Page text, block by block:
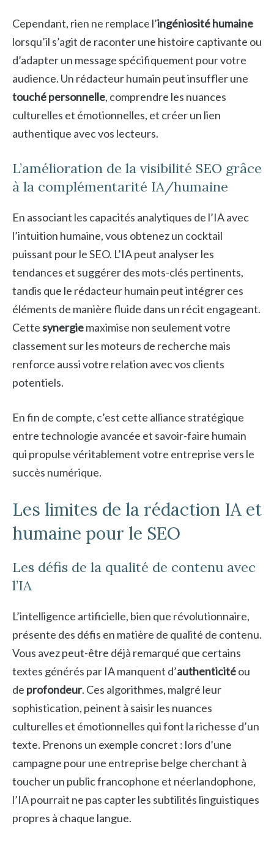
Cependant, rien ne remplace l’ingéniosité humaine
lorsqu’il s’agit de raconter une histoire captivante ou
d’adapter un message spécifiquement pour votre
audience. Un rédacteur humain peut insuffler une
touché personnelle, comprendre les nuances
culturelles et émotionnelles, et créer un lien
authentique avec vos lecteurs.
L’amélioration de la visibilité SEO grâce
à la complémentarité IA/humaine
En associant les capacités analytiques de l’IA avec
l’intuition humaine, vous obtenez un cocktail
puissant pour le SEO. L’IA peut analyser les
tendances et suggérer des mots-clés pertinents,
tandis que le rédacteur humain peut intégrer ces
éléments de manière fluide dans un récit engageant.
Cettesynergiemaximise non seulement votre
classement sur les moteurs de recherche mais
renforce aussi votre relation avec vos clients
potentiels.
En fin de compte, c’est cette alliance stratégique
entre technologie avancée et savoir-faire humain
qui propulse véritablement votre entreprise vers le
succès numérique.
Les limites de la rédaction IA et
humaine pour le SEO
Les défis de la qualité de contenu avec
l’IA
L’intelligence artificielle, bien que révolutionnaire,
présente des défis en matière de qualité de contenu.
Vous avez peut-être déjà remarqué que certains
textes générés par IA manquent d’authenticitéou
de profondeur. Ces algorithmes, malgré leur
sophistication, peinent à saisir les nuances
culturelles et émotionnelles qui font la richesse d’un
texte. Prenons un exemple concret : lors d’une
campagne pour une entreprise belge cherchant à
toucher un public francophone et néerlandophone,
l’IA pourrait ne pas capter les subtilités linguistiques
propres à chaque langue.